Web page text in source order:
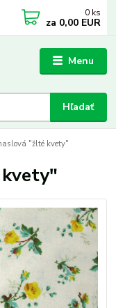
Menu
Hľadať
0 ks
za 0,00 EUR
"žlté kvety"